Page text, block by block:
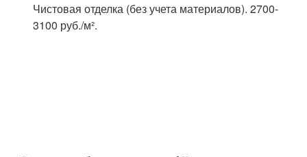
Чистовая отделка (без учета материалов). 2700-
3100 руб./м².